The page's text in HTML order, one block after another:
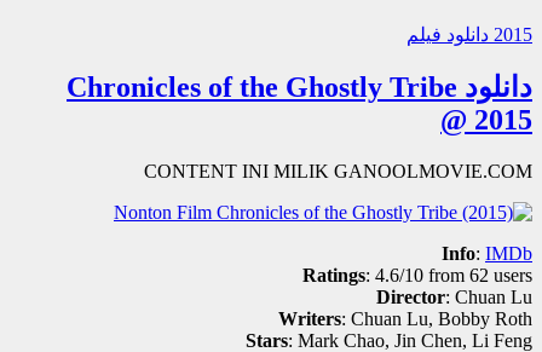
2015 دانلود فیلم
دانلود Chronicles of the Ghostly Tribe
2015 @
CONTENT INI MILIK GANOOLMOVIE.COM
Info: IMDb
Ratings: 4.6/10 from 62 users
Director: Chuan Lu
Writers: Chuan Lu, Bobby Roth
Stars: Mark Chao, Jin Chen, Li Feng